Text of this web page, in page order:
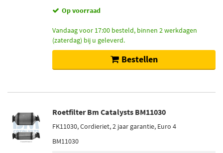
Op voorraad
Vandaag voor 17:00 besteld, binnen 2 werkdagen
(zaterdag) bij u geleverd.
Bestellen
Roetfilter Bm Catalysts BM11030
FK11030, Cordieriet, 2 jaar garantie, Euro 4
BM11030